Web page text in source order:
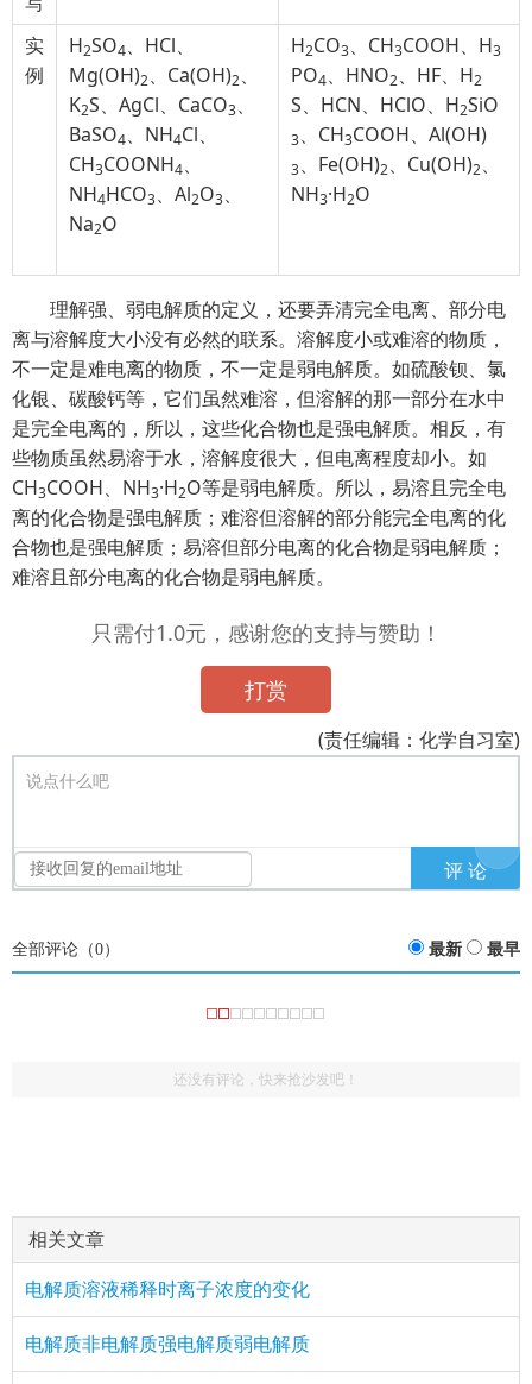
实
例
H2SO4、HCl、
Mg(OH)2、Ca(OH)2、
K2S、AgCl、CaCO3、
BaSO4、NH4Cl、
CH3COONH4、
NH4HCO3、Al2O3、
Na2O
H2CO3、CH3COOH、H3
PO4、HNO2、HF、H2
S、HCN、HClO、H2SiO
3、CH3COOH、Al(OH)
3、Fe(OH)2、Cu(OH)2、
NH3·H2O
理解强、弱电解质的定义，还要弄清完全电离、部分电
离与溶解度大小没有必然的联系。溶解度小或难溶的物质，
不一定是难电离的物质，不一定是弱电解质。如硫酸钡、氯
化银、碳酸钙等，它们虽然难溶，但溶解的那一部分在水中
是完全电离的，所以，这些化合物也是强电解质。相反，有
些物质虽然易溶于水，溶解度很大，但电离程度却小。如
CH3COOH、NH3·H2O等是弱电解质。所以，易溶且完全电
离的化合物是强电解质；难溶但溶解的部分能完全电离的化
合物也是强电解质；易溶但部分电离的化合物是弱电解质；
难溶且部分电离的化合物是弱电解质。
只需付1.0元，感谢您的支持与赞助！
打赏
(责任编辑：化学自习室)
说点什么吧
全部评论（0） 最新 最早
还没有评论，快来抢沙发吧！
相关文章
电解质溶液稀释时离子浓度的变化
电解质非电解质强电解质弱电解质